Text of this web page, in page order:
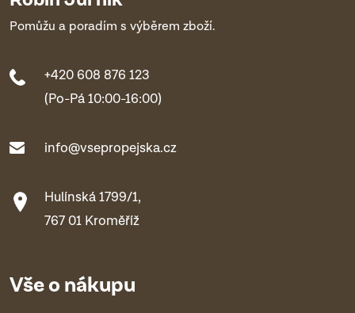
Pomůžu a poradím s výběrem zboží.
+420 608 876 123
(Po-Pá 10:00-16:00)
info@vsepropejska.cz
Hulínská 1799/1,
767 01 Kroměříž
Vše o nákupu